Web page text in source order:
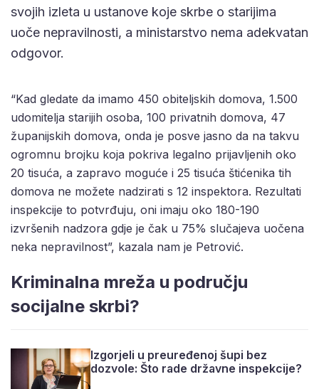
svojih izleta u ustanove koje skrbe o starijima
uoče nepravilnosti, a ministarstvo nema adekvatan
odgovor.
“Kad gledate da imamo 450 obiteljskih domova, 1.500
udomitelja starijih osoba, 100 privatnih domova, 47
županijskih domova, onda je posve jasno da na takvu
ogromnu brojku koja pokriva legalno prijavljenih oko
20 tisuća, a zapravo moguće i 25 tisuća štićenika tih
domova ne možete nadzirati s 12 inspektora. Rezultati
inspekcije to potvrđuju, oni imaju oko 180-190
izvršenih nadzora gdje je čak u 75% slučajeva uočena
neka nepravilnost”, kazala nam je Petrović.
Kriminalna mreža u području
socijalne skrbi?
Izgorjeli u preuređenoj šupi bez
dozvole: Što rade državne inspekcije?